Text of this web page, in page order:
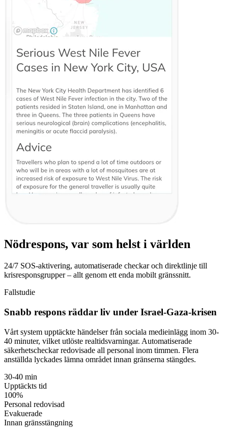
Nödrespons, var som helst i världen
24/7 SOS-aktivering, automatiserade checkar och direktlinje till
krisresponsgrupper – allt genom ett enda mobilt gränssnitt.
Fallstudie
Snabb respons räddar liv under Israel-Gaza-krisen
Vårt system upptäckte händelser från sociala medieinlägg inom 30-
40 minuter, vilket utlöste realtidsvarningar. Automatiserade
säkerhetscheckar redovisade all personal inom timmen. Flera
anställda lyckades lämna området innan gränserna stängdes.
30-40 min
Upptäckts tid
100%
Personal redovisad
Evakuerade
Innan gränsstängning